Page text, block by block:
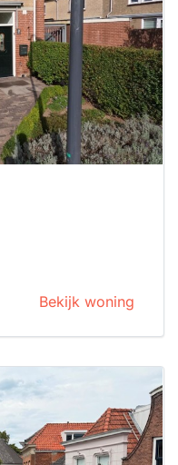
Bekijk woning